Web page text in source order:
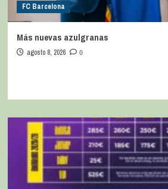
FC Barcelona
Más nuevas azulgranas
agosto 8, 2026 0